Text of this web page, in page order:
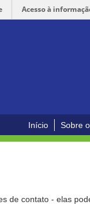
Acesso à
Início Sobre
de contato - elas